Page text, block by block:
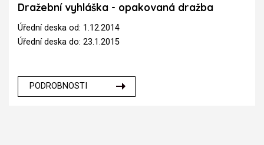
Dražební vyhláška - opakovaná dražba
Úřední deska od: 1.12.2014
Úřední deska do: 23.1.2015
PODROBNOSTI